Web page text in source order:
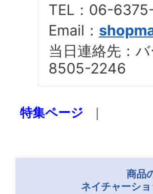
TEL：06-
Email：
当日連絡先：
8505-2246
特集ページ ｜
商品
ネイチャーシ